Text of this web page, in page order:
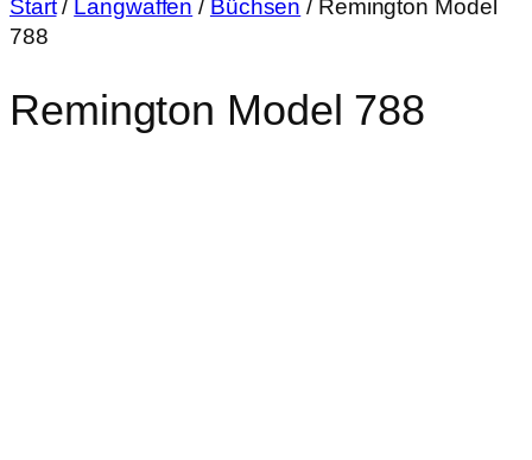
Start/ Langwaffen / Büchsen / Remington Model
788
Remington Model 788